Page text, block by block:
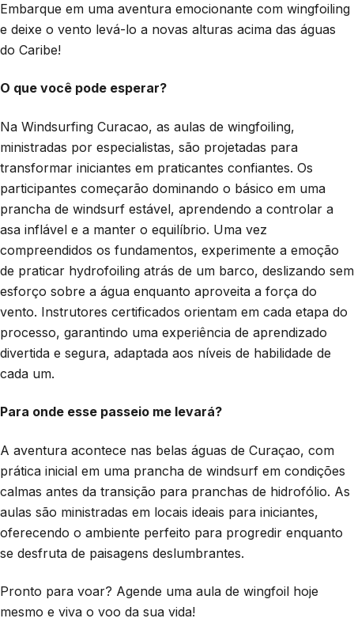
Embarque em uma aventura emocionante com wingfoiling
e deixe o vento levá-lo a novas alturas acima das águas
do Caribe!
O que você pode esperar?
Na Windsurfing Curacao, as aulas de wingfoiling,
ministradas por especialistas, são projetadas para
transformar iniciantes em praticantes confiantes. Os
participantes começarão dominando o básico em uma
prancha de windsurf estável, aprendendo a controlar a
asa inflável e a manter o equilíbrio. Uma vez
compreendidos os fundamentos, experimente a emoção
de praticar hydrofoiling atrás de um barco, deslizando sem
esforço sobre a água enquanto aproveita a força do
vento. Instrutores certificados orientam em cada etapa do
processo, garantindo uma experiência de aprendizado
divertida e segura, adaptada aos níveis de habilidade de
cada um.
Para onde esse passeio me levará?
A aventura acontece nas belas águas de Curaçao, com
prática inicial em uma prancha de windsurf em condições
calmas antes da transição para pranchas de hidrofólio. As
aulas são ministradas em locais ideais para iniciantes,
oferecendo o ambiente perfeito para progredir enquanto
se desfruta de paisagens deslumbrantes.
Pronto para voar? Agende uma aula de wingfoil hoje
mesmo e viva o voo da sua vida!